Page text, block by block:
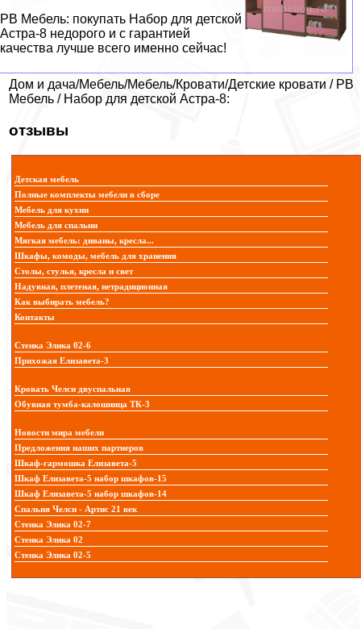
РВ Мебель: покупать Набор для детской
Астра-8 недорого и с гарантией
качества лучше всего именно сейчас!
Дом и дача/Мебель/Мебель/Кровати/Детские кровати / РВ
Мебель / Набор для детской Астра-8:
отзывы
Детская мебель
Полные комплекты мебели в сборе
Мебель для кухни
Мебель для спальни
Мягкая мебель: диваны, кресла...
Шкафы, комоды, мебель для хранения
Столы, стулья, кресла и свет
Надувная, плетеная, нетрадиционная
Как выбирать мебель?
Контакты
Стенка Элика 02-6
Прихожая Елизавета-3
Кровать Челси двуспальная
Обувная тумба-калошница ТК-3
Новости мира мебели
Предложения наших партнеров
Шкаф-гармошка Елизавета-5
Шкаф Елизавета-5 набор шкафов-15
Шкаф Елизавета-5 набор шкафов-14
Спальня Челси - Артис 21 век
Стенка Элика 02-7
Стенка Элика 02
Стенка Элика 02-5